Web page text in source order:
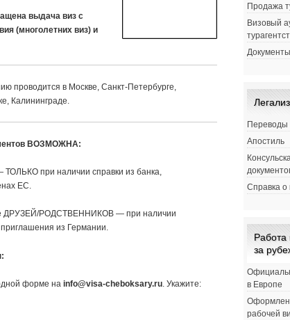
выдача виз с
(многолетних виз) и
проводится в Москве, Санкт-Петербурге,
Калининграде.
ВОЗМОЖНА:
при наличии справки из банка,
ЕС.
ДРУЗЕЙ/РОДСТВЕННИКОВ — при наличии
из Германии.
форме наinfo@visa-cheboksary.ru. Укажите:
Продажа
Визовый
Переводы
Апостиль
Справка о
Работа
за
в Европе
рабочей